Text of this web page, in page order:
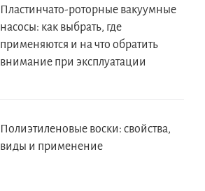
Пластинчато-роторные вакуумные
насосы: как выбрать, где
применяются и на что обратить
внимание при эксплуатации
Полиэтиленовые воски: свойства,
виды и применение